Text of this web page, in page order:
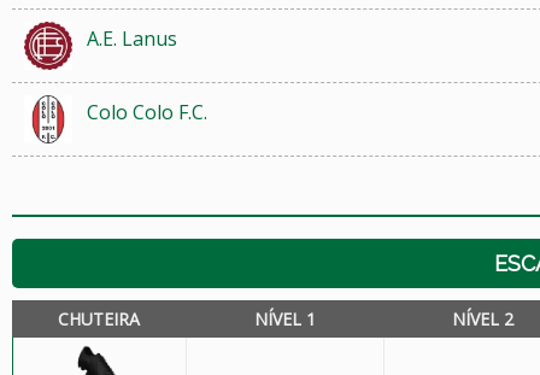
A.E. Lanus
Colo Colo F.C.
CHUTEIRA NÍVEL 1 NÍVEL 2